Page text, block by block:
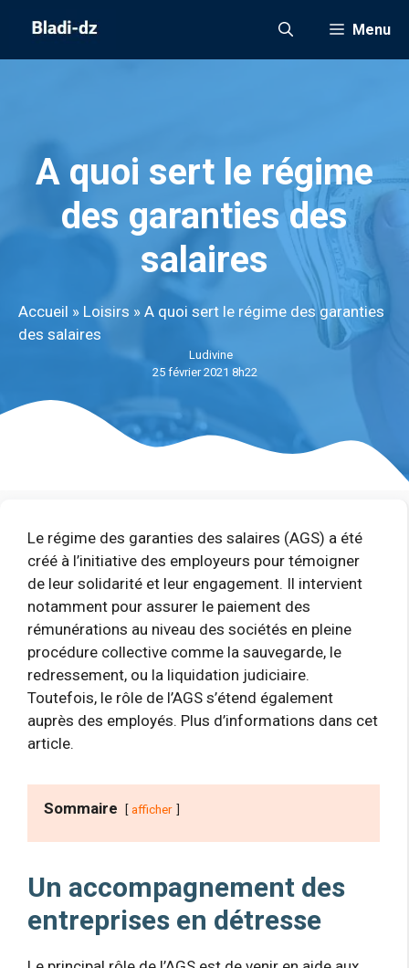
contenu
Menu
A quoi sert le régime
des garanties des
salaires
Accueil » Loisirs » A quoi sert le régime des garanties
des salaires
Ludivine
25 février 2021 8h22
Le régime des garanties des salaires (AGS) a été
créé à l’initiative des employeurs pour témoigner
de leur solidarité et leur engagement. Il intervient
notamment pour assurer le paiement des
rémunérations au niveau des sociétés en pleine
procédure collective comme la sauvegarde, le
redressement, ou la liquidation judiciaire.
Toutefois, le rôle de l’AGS s’étend également
auprès des employés. Plus d’informations dans cet
article.
Sommaire afficher
Un accompagnement des
entreprises en détresse